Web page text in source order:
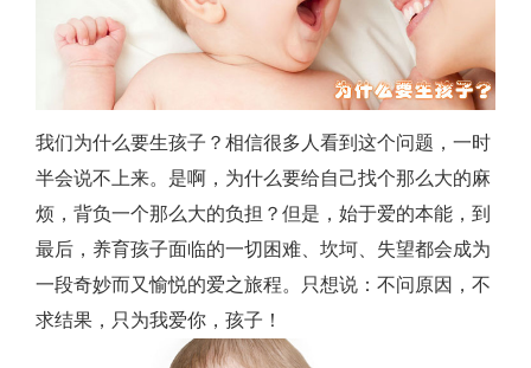
孩
我们为什么要生孩子？相信很多人看到这个问题，一时
半会说不上来。是啊，为什么要给自己找个那么大的麻
烦，背负一个那么大的负担？但是，始于爱的本能，到
最后，养育孩子面临的一切困难、坎坷、失望都会成为
一段奇妙而又愉悦的爱之旅程。只想说：不问原因，不
求结果，只为我爱你，孩子！